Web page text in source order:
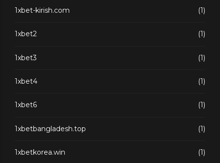
1xbet-kirish.com (1)
1xbet2 (1)
1xbet3 (1)
1xbet4 (1)
1xbet6 (1)
1xbetbangladesh.top (1)
1xbetkorea.win (1)